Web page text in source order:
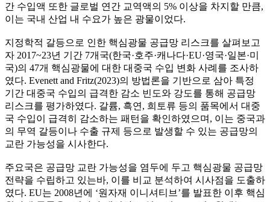
간 수입액 또한 글로벌 연간 교역액의 5% 이상을 차지할 만큼,
이는 국내 산업 내 수요가 높은 광물이었다.
지정학적 갈등으로 인한 핵심광물 공급망 리스크를 살펴보고
자 2017~23년 기간 7개국(한국·호주·캐나다·EU·영국·일본·미
국)의 47개 핵심광물에 대한 대중국 수입 변화 사례를 조사하
였다. Evenett and Fritz(2023)의 방법론을 기반으로 삼아 특정
기간 대중국 수입의 급격한 감소 빈도와 강도를 통해 공급망
리스크를 평가하였다. 갈륨, 흑연, 희토류 등의 품목에서 대중
국 수입이 급격히 감소하는 패턴을 확인하였으며, 이는 중국과
의 무역 갈등이나 수출 규제 등으로 발생할 수 있는 공급망의
교란 가능성을 시사한다.
주요국은 공급망 교란 가능성을 염두에 두고 핵심광물 공급망
전략을 수립하고 있는바, 이를 비교 분석하여 시사점을 도출하
였다. EU는 2008년에 ‘원자재 이니셔티브’를 발표한 이후 핵심